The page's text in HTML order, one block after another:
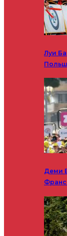
Луи
Деми